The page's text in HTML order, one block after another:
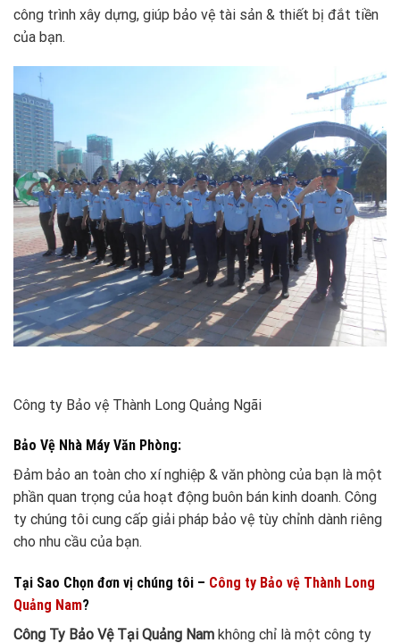
công trình xây dựng, giúp bảo vệ tài sản & thiết bị đắt tiền
của bạn.
Công ty Bảo vệ Thành Long Quảng Ngãi
Bảo Vệ Nhà Máy Văn Phòng:
Đảm bảo an toàn cho xí nghiệp & văn phòng của bạn là một
phần quan trọng của hoạt động buôn bán kinh doanh. Công
ty chúng tôi cung cấp giải pháp bảo vệ tùy chỉnh dành riêng
cho nhu cầu của bạn.
Tại Sao Chọn đơn vị chúng tôi – Công ty Bảo vệ Thành Long
Quảng Nam?
Công Ty Bảo Vệ Tại Quảng Nam không chỉ là một công ty